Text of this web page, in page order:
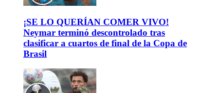
¡SE LO QUERÍAN COMER VIVO!
Neymar terminó descontrolado tras
clasificar a cuartos de final de la Copa de
Brasil